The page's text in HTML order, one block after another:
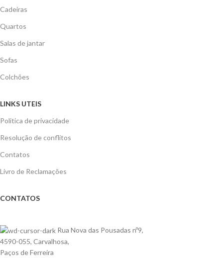
Cadeiras
Quartos
Salas de jantar
Sofas
Colchões
LINKS UTEIS
Politica de privacidade
Resolução de conflitos
Contatos
Livro de Reclamações
CONTATOS
Rua Nova das Pousadas nº9,
4590-055, Carvalhosa,
Paços de Ferreira